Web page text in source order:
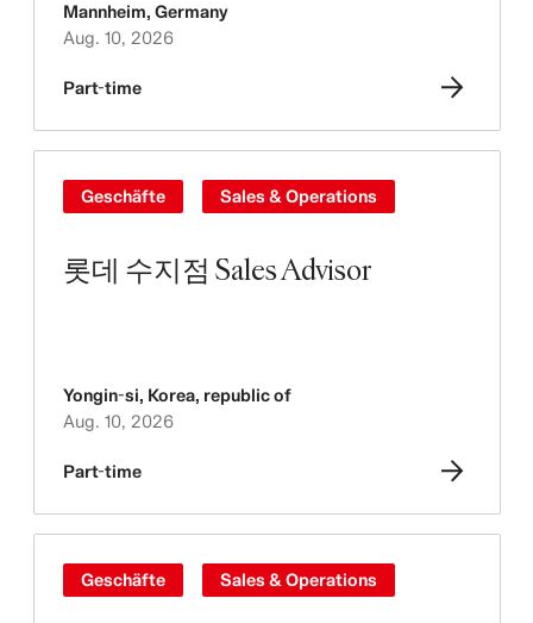
Mannheim, Germany
Aug. 10, 2026
Part-time
롯데 수지점 Sales Advisor
Geschäfte Sales & Operations
Yongin-si, Korea, republic of
Aug. 10, 2026
Part-time
Geschäfte Sales & Operations